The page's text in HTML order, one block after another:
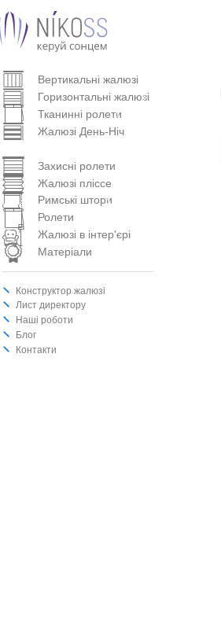
Вертикальнi жалюзi
Горизонтальні жалюзі
Тканинні ролети
Жалюзі День-Ніч
Захисні ролети
Жалюзі пліссе
Римські штори
Ролети
Жалюзі в інтер'єрі
Матеріали
Конструктор жалюзі
Лист директору
Наші роботи
Блог
Контакти